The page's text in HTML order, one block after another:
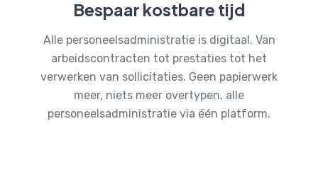
Bespaar kostbare tijd
Alle personeelsadministratie is digitaal. Van
arbeidscontracten tot prestaties tot het
verwerken van sollicitaties. Geen papierwerk
meer, niets meer overtypen, alle
personeelsadministratie via één platform.